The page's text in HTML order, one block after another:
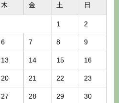
木 金 土 日
1 2
6 7 8 9
13 14 15 16
20 21 22 23
27 28 29 30